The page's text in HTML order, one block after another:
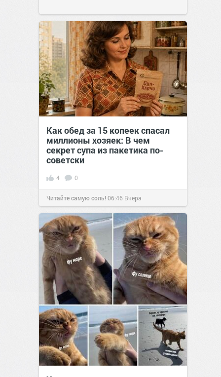
Как обед за 15 копеек спасал
миллионы хозяек: В чем
секрет супа из пакетика по-
советски
4 0
Читайте самую соль!06:46 Вчера